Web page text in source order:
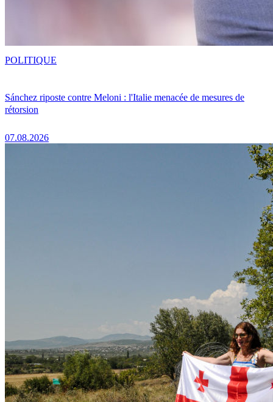
Sánchez riposte contre Meloni : l'Italie menacée de mesures de
rétorsion
07.08.2026
POLITIQUE